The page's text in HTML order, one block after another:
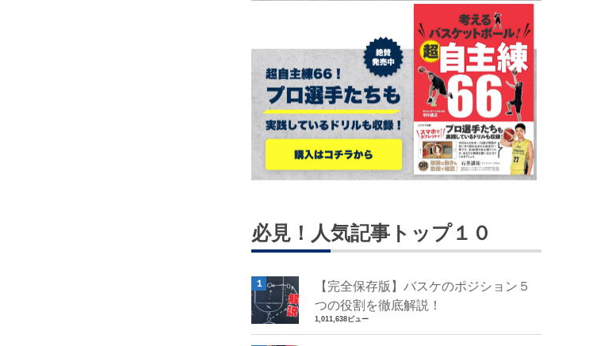
必見！人気記事トップ１０
【完全保存版】バスケのポジション５
つの役割を徹底解説！
1,011,638ビュー